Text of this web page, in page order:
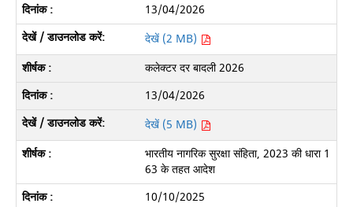
13/04/2026
देखें (2 MB)
कलेक्टर दर बादली 2026
13/04/2026
देखें (5 MB)
भारतीय नागरिक सुरक्षा संहिता, 2023 की धारा 1
63 के तहत आदेश
10/10/2025